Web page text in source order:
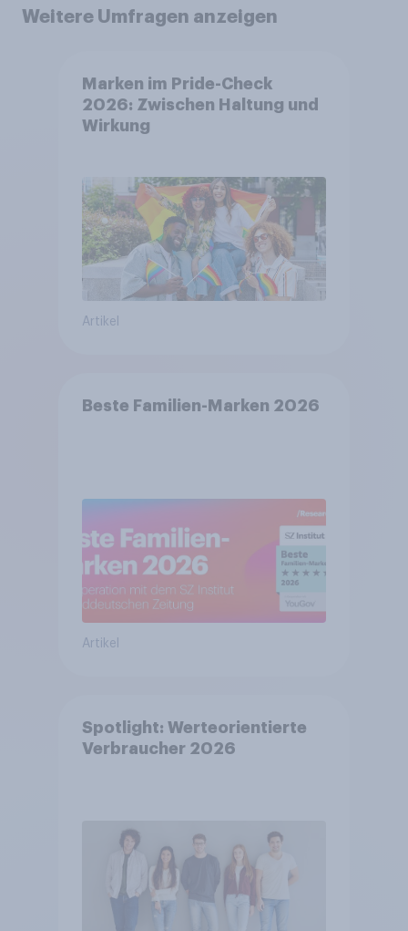
Weitere Umfragen anzeigen
Marken im Pride-Check
2026: Zwischen Haltung und
Wirkung
Artikel
Beste Familien-Marken 2026
Artikel
Spotlight: Werteorientierte
Verbraucher 2026